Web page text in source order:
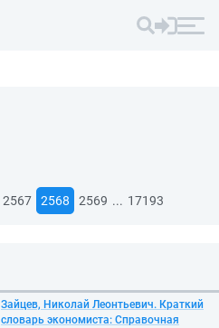
2567 2568 2569 ... 17193
Зайцев, Николай Леонтьевич. Краткий
словарь экономиста: Справочная